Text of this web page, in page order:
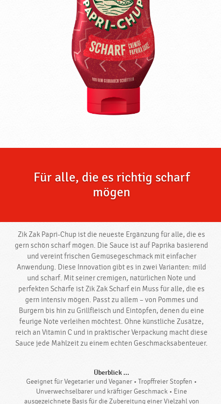
Für alle, die es richtig scharf
mögen
Zik Zak Papri-Chup ist die neueste Ergänzung für alle, die es
gern schön scharf mögen. Die Sauce ist auf Paprika basierend
und vereint frischen Gemüsegeschmack mit einfacher
Anwendung. Diese Innovation gibt es in zwei Varianten: mild
und scharf. Mit seiner cremigen, natürlichen Note und
perfekten Schärfe ist Zik Zak Scharf ein Muss für alle, die es
gern intensiv mögen. Passt zu allem – von Pommes und
Burgern bis hin zu Grillfleisch und Eintöpfen, denen du eine
feurige Note verleihen möchtest. Ohne künstliche Zusätze,
reich an Vitamin C und in praktischer Verpackung macht diese
Sauce jede Mahlzeit zu einem echten Geschmacksabenteuer.
Überblick ...
Geeignet für Vegetarier und Veganer • Tropffreier Stopfen •
Unverwechselbarer und kräftiger Geschmack • Eine
ausgezeichnete Basis für die Zubereitung einer Vielzahl von